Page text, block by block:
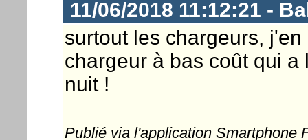
11/06/2018 11:12:21 -
surtout les chargeurs,
chargeur à bas coût qui
nuit !
Publié via l'application Smartphone